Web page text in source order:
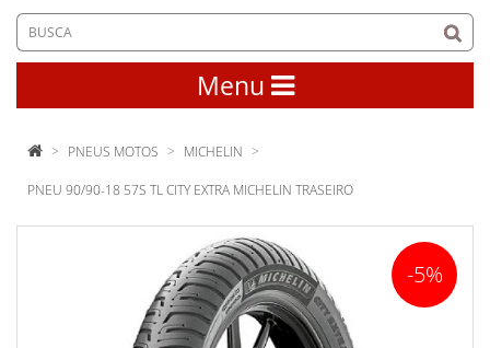
Menu
PNEUS MOTOS MICHELIN
PNEU 90/90-18 57S TL CITY EXTRA MICHELIN TRASEIRO
-5%